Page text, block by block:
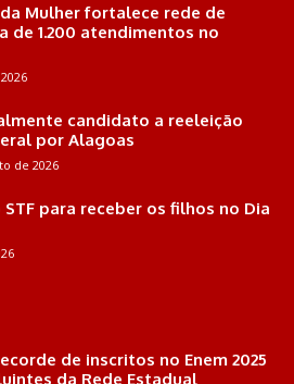
Mulher fortalece rede de
de 1.200 atendimentos no
candidato a reeleição
por Alagoas
de 2026
para receber os filhos no Dia
de inscritos no Enem 2025
da Rede Estadual